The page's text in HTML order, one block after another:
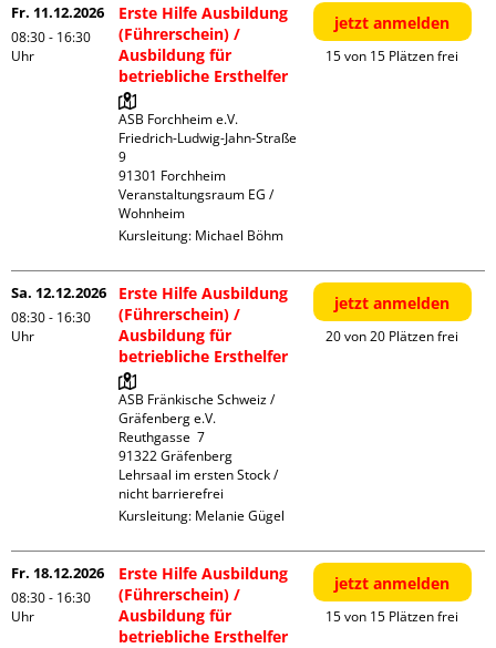
Fr. 11.12.2026
08:30 - 16:30
Uhr
Erste Hilfe Ausbildung
(Führerschein) /
Ausbildung für
betriebliche Ersthelfer
ASB Forchheim e.V.
Friedrich-Ludwig-Jahn-Straße
9
91301 Forchheim
Veranstaltungsraum EG /
Wohnheim
Kursleitung: Michael Böhm
jetzt anmelden
15 von 15 Plätzen frei
Sa. 12.12.2026
08:30 - 16:30
Uhr
Erste Hilfe Ausbildung
(Führerschein) /
Ausbildung für
betriebliche Ersthelfer
ASB Fränkische Schweiz /
Gräfenberg e.V.
Reuthgasse  7
91322 Gräfenberg
Lehrsaal im ersten Stock /
nicht barrierefrei
Kursleitung: Melanie Gügel
jetzt anmelden
20 von 20 Plätzen frei
Fr. 18.12.2026
08:30 - 16:30
Uhr
Erste Hilfe Ausbildung
(Führerschein) /
Ausbildung für
betriebliche Ersthelfer
jetzt anmelden
15 von 15 Plätzen frei